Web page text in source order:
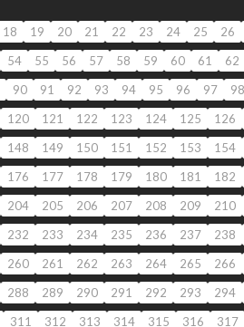
18 19 20 21 22 23 24 25 26
54 55 56 57 58 59 60 61 62
90 91 92 93 94 95 96 97 98
120 121 122 123 124 125 126
148 149 150 151 152 153 154
176 177 178 179 180 181 182
204 205 206 207 208 209 210
232 233 234 235 236 237 238
260 261 262 263 264 265 266
288 289 290 291 292 293 294
311 312 313 314 315 316 317